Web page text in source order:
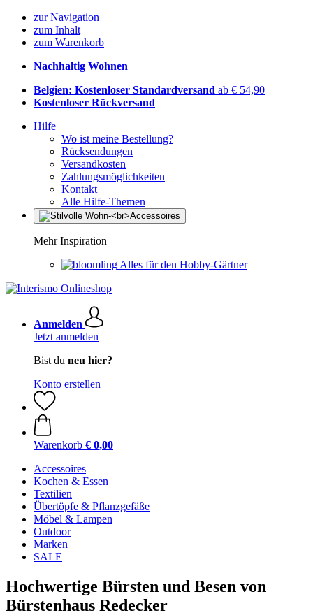
zur Navigation
zum Inhalt
zum Warenkorb
Nachhaltig Wohnen
Belgien: Kostenloser Standardversand ab € 54,90
Kostenloser Rückversand
Hilfe
Wo ist meine Bestellung?
Rücksendungen
Versandkosten
Zahlungsmöglichkeiten
Kontakt
Alle Hilfe-Themen
Mehr Inspiration
Alles für den Hobby-Gärtner
Anmelden
Jetzt anmelden
Bist du neu hier?
Konto erstellen
Warenkorb € 0,00
Accessoires
Kochen & Essen
Textilien
Übertöpfe & Pflanzgefäße
Möbel & Lampen
Outdoor
Marken
SALE
Hochwertige Bürsten und Besen von
Bürstenhaus Redecker